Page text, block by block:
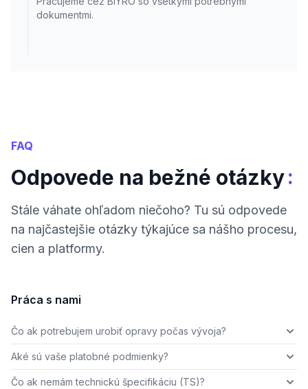
dokumentmi.
FAQ
Odpovede na bežné otázky:
Stále váhate ohľadom niečoho? Tu sú odpovede
na najčastejšie otázky týkajúce sa nášho procesu,
cien a platformy.
Práca s nami
Čo ak potrebujem urobiť opravy počas vývoja?
Aké sú vaše platobné podmienky?
Čo ak nemám technickú špecifikáciu (TS)?